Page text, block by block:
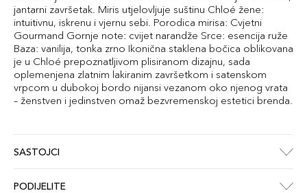
jantarni završetak. Miris utjelovljuje suštinu Chloé žene:
intuitivnu, iskrenu i vjernu sebi. Porodica mirisa: Cvjetni
Gourmand Gornje note: cvijet narandže Srce: esencija ruže
Baza: vanilija, tonka zrno Ikonična staklena bočica oblikovana
je u Chloé prepoznatljivom plisiranom dizajnu, sada
oplemenjena zlatnim lakiranim završetkom i satenskom
vrpcom u dubokoj bordo nijansi vezanom oko njenog vrata
– ženstven i jedinstven omaž bezvremenskoj estetici brenda.
SASTOJCI
PODIJELITE